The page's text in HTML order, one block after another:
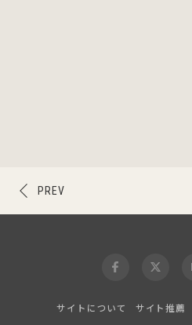
PREV
サイトについて サイト推薦